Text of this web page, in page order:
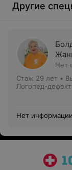
Другие
Нет
Стаж 29 лет •
Логопед-
Нет